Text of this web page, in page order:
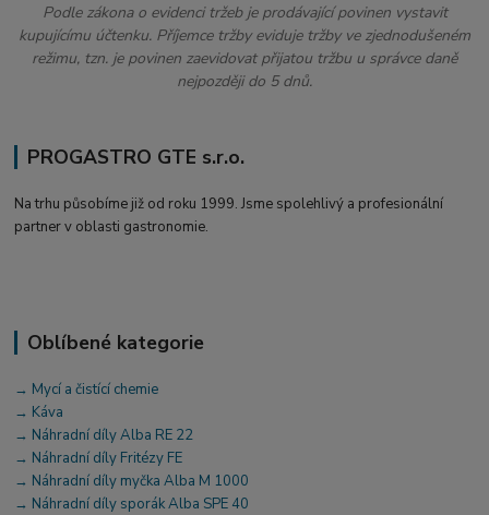
Podle zákona o evidenci tržeb je prodávající povinen vystavit
kupujícímu účtenku. Příjemce tržby eviduje tržby ve zjednodušeném
režimu, tzn. je povinen zaevidovat přijatou tržbu u správce daně
nejpozději do 5 dnů.
PROGASTRO GTE s.r.o.
Na trhu působíme již od roku 1999. Jsme spolehlivý a profesionální
partner v oblasti gastronomie.
Oblíbené kategorie
→ Mycí a čistící chemie
→ Káva
→ Náhradní díly Alba RE 22
→ Náhradní díly Fritézy FE
→ Náhradní díly myčka Alba M 1000
→ Náhradní díly sporák Alba SPE 40